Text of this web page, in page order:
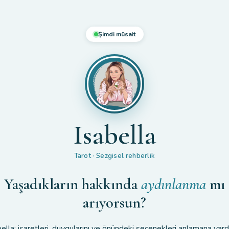
Şimdi müsait
Isabella
Tarot · Sezgisel rehberlik
Yaşadıkların hakkındaaydınlanmamı
arıyorsun?